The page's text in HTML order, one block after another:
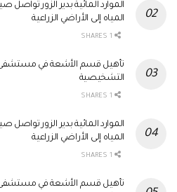
الموارد المائية بدير الزور
المياه إلى الأراضي الزراعية
تأهيل قسم الأشعة في مستشفى
التشخيصية
الموارد المائية بدير الزور
المياه إلى الأراضي الزراعية
تأهيل قسم الأشعة في مستشفى